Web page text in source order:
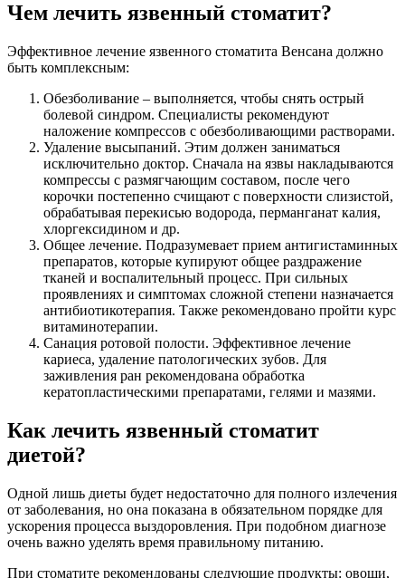
Чем лечить язвенный стоматит?
Эффективное лечение язвенного стоматита Венсана должно
быть комплексным:
Обезболивание – выполняется, чтобы снять острый
болевой синдром. Специалисты рекомендуют
наложение компрессов с обезболивающими растворами.
Удаление высыпаний. Этим должен заниматься
исключительно доктор. Сначала на язвы накладываются
компрессы с размягчающим составом, после чего
корочки постепенно счищают с поверхности слизистой,
обрабатывая перекисью водорода, перманганат калия,
хлоргексидином и др.
Общее лечение. Подразумевает прием антигистаминных
препаратов, которые купируют общее раздражение
тканей и воспалительный процесс. При сильных
проявлениях и симптомах сложной степени назначается
антибиотикотерапия. Также рекомендовано пройти курс
витаминотерапии.
Санация ротовой полости. Эффективное лечение
кариеса, удаление патологических зубов. Для
заживления ран рекомендована обработка
кератопластическими препаратами, гелями и мазями.
Как лечить язвенный стоматит
диетой?
Одной лишь диеты будет недостаточно для полного излечения
от заболевания, но она показана в обязательном порядке для
ускорения процесса выздоровления. При подобном диагнозе
очень важно уделять время правильному питанию.
При стоматите рекомендованы следующие продукты: овощи,